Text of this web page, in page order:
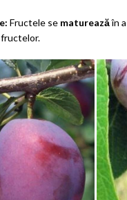
Fructele se matureazăîn